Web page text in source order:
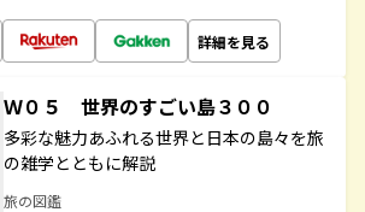
詳細を見る
Ｗ０５ 世界のすごい島３００
多彩な魅力あふれる世界と日本の島々を旅
の雑学とともに解説
旅の図鑑